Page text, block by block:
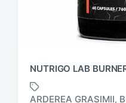
NUTRIGO LAB
ARDEREA GRASIMII,